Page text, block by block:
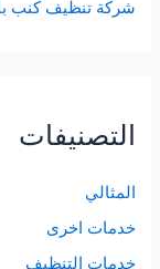
شركة تنظيف كنب
التصنيفات
المثالي
خدمات اخرى
خدمات التنظيف